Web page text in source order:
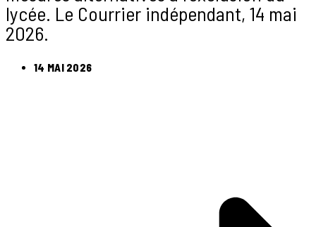
lycée. Le Courrier indépendant, 14 mai
2026.
14 MAI 2026